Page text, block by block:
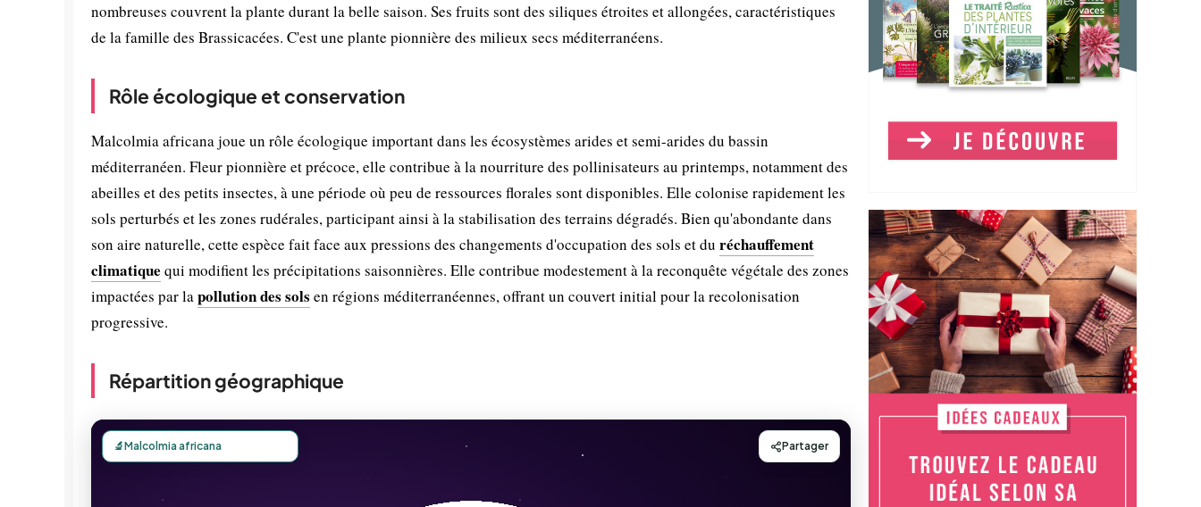
nombreuses couvrent la plante durant la belle saison. Ses fruits sont des siliques étroites et allongées, caractéristiques
de la famille des Brassicacées. C'est une plante pionnière des milieux secs méditerranéens.
Rôle écologique et conservation
Malcolmia africana joue un rôle écologique important dans les écosystèmes arides et semi-arides du bassin
méditerranéen. Fleur pionnière et précoce, elle contribue à la nourriture des pollinisateurs au printemps, notamment des
abeilles et des petits insectes, à une période où peu de ressources florales sont disponibles. Elle colonise rapidement les
sols perturbés et les zones rudérales, participant ainsi à la stabilisation des terrains dégradés. Bien qu'abondante dans
son aire naturelle, cette espèce fait face aux pressions des changements d'occupation des sols et du réchauffement
climatique qui modifient les précipitations saisonnières. Elle contribue modestement à la reconquête végétale des zones
impactées par lapollution des sols en régions méditerranéennes, offrant un couvert initial pour la recolonisation
progressive.
Répartition géographique